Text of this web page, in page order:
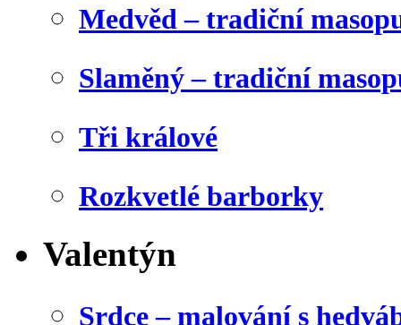
Medvěd – tradiční
Slaměný – tradiční
Tři králové
Rozkvetlé barborky
Valentýn
Srdce – malování s